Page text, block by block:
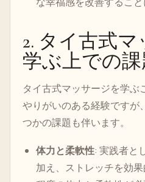
2. タイ古式
学ぶ上での課
タイ古式マッサージを学ぶ
やりがいのある経験ですが
つかの課題も伴います。
体力と柔軟性: 実践者と
加え、ストレッチを効